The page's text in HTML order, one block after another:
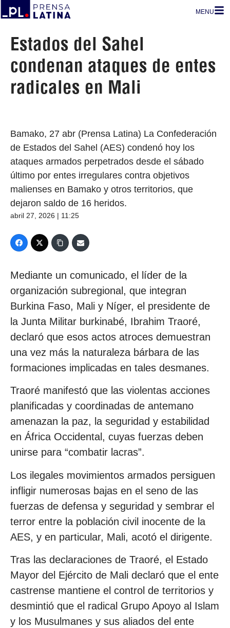
MENU
Estados del Sahel
condenan ataques de entes
radicales en Mali
Bamako, 27 abr (Prensa Latina) La Confederación
de Estados del Sahel (AES) condenó hoy los
ataques armados perpetrados desde el sábado
último por entes irregulares contra objetivos
malienses en Bamako y otros territorios, que
dejaron saldo de 16 heridos.
abril 27, 2026 | 11:25
Mediante un comunicado, el líder de la
organización subregional, que integran
Burkina Faso, Mali y Níger, el presidente de
la Junta Militar burkinabé, Ibrahim Traoré,
declaró que esos actos atroces demuestran
una vez más la naturaleza bárbara de las
formaciones implicadas en tales desmanes.
Traoré manifestó que las violentas acciones
planificadas y coordinadas de antemano
amenazan la paz, la seguridad y estabilidad
en África Occidental, cuyas fuerzas deben
unirse para “combatir lacras”.
Los ilegales movimientos armados persiguen
infligir numerosas bajas en el seno de las
fuerzas de defensa y seguridad y sembrar el
terror entre la población civil inocente de la
AES, y en particular, Mali, acotó el dirigente.
Tras las declaraciones de Traoré, el Estado
Mayor del Ejército de Mali declaró que el ente
castrense mantiene el control de territorios y
desmintió que el radical Grupo Apoyo al Islam
y los Musulmanes y sus aliados del ente